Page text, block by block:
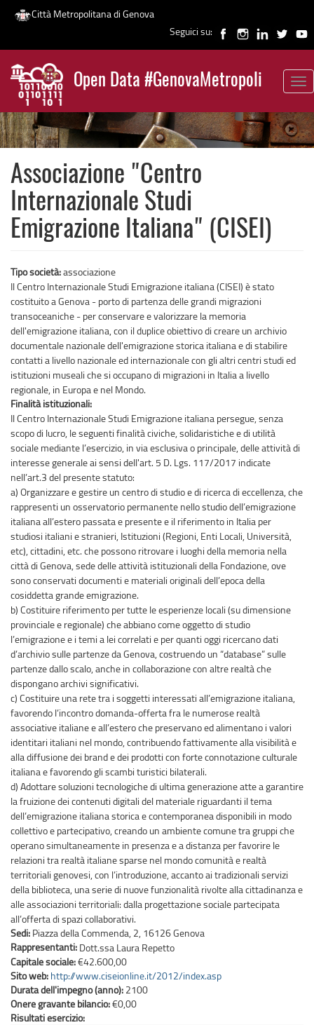
Salta
contenuto
principale
Città Metropolitana di Genova
Seguici su:
Open Data #GenovaMetropoli
News
Associazione "Centro
Internazionale Studi
Emigrazione Italiana" (CISEI)
Tipo società:associazione
Il Centro Internazionale Studi Emigrazione italiana (CISEI) è stato
costituito a Genova - porto di partenza delle grandi migrazioni
transoceaniche - per conservare e valorizzare la memoria
dell'emigrazione italiana, con il duplice obiettivo di creare un archivio
documentale nazionale dell'emigrazione storica italiana e di stabilire
contatti a livello nazionale ed internazionale con gli altri centri studi ed
istituzioni museali che si occupano di migrazioni in Italia a livello
regionale, in Europa e nel Mondo.
Finalità istituzionali:
Il Centro Internazionale Studi Emigrazione italiana persegue, senza
scopo di lucro, le seguenti finalità civiche, solidaristiche e di utilità
sociale mediante l’esercizio, in via esclusiva o principale, delle attività di
interesse generale ai sensi dell'art. 5 D. Lgs. 117/2017 indicate
nell’art.3 del presente statuto:
a) Organizzare e gestire un centro di studio e di ricerca di eccellenza, che
rappresenti un osservatorio permanente nello studio dell’emigrazione
italiana all’estero passata e presente e il riferimento in Italia per
studiosi italiani e stranieri, Istituzioni (Regioni, Enti Locali, Università,
etc), cittadini, etc. che possono ritrovare i luoghi della memoria nella
città di Genova, sede delle attività istituzionali della Fondazione, ove
sono conservati documenti e materiali originali dell’epoca della
cosiddetta grande emigrazione.
b) Costituire riferimento per tutte le esperienze locali (su dimensione
provinciale e regionale) che abbiano come oggetto di studio
l’emigrazione e i temi a lei correlati e per quanti oggi ricercano dati
d’archivio sulle partenze da Genova, costruendo un “database” sulle
partenze dallo scalo, anche in collaborazione con altre realtà che
dispongano archivi significativi.
c) Costituire una rete tra i soggetti interessati all’emigrazione italiana,
favorendo l’incontro domanda-offerta fra le numerose realtà
associative italiane e all’estero che preservano ed alimentano i valori
identitari italiani nel mondo, contribuendo fattivamente alla visibilità e
alla diffusione dei brand e dei prodotti con forte connotazione culturale
italiana e favorendo gli scambi turistici bilaterali.
d) Adottare soluzioni tecnologiche di ultima generazione atte a garantire
la fruizione dei contenuti digitali del materiale riguardanti il tema
dell’emigrazione italiana storica e contemporanea disponibili in modo
collettivo e partecipativo, creando un ambiente comune tra gruppi che
operano simultaneamente in presenza e a distanza per favorire le
relazioni tra realtà italiane sparse nel mondo comunità e realtà
territoriali genovesi, con l’introduzione, accanto ai tradizionali servizi
della biblioteca, una serie di nuove funzionalità rivolte alla cittadinanza e
alle associazioni territoriali: dalla progettazione sociale partecipata
all’offerta di spazi collaborativi.
Sedi: Piazza della Commenda, 2, 16126 Genova
Rappresentanti: Dott.ssa Laura Repetto
Capitale sociale:€42.600,00
Sito web: http://www.ciseionline.it/2012/index.asp
Durata dell'impegno (anno): 2100
Onere gravante bilancio:€0,00
Risultati esercizio: